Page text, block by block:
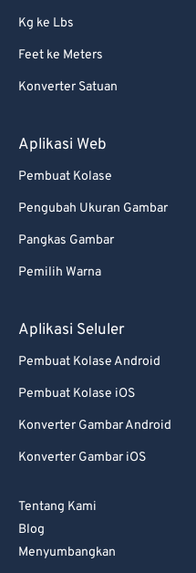
Kg ke Lbs
Feet ke Meters
Konverter Satuan
Aplikasi Web
Pembuat Kolase
Pengubah Ukuran Gambar
Pangkas Gambar
Pemilih Warna
Aplikasi Seluler
Pembuat Kolase Android
Pembuat Kolase iOS
Konverter Gambar Android
Konverter Gambar iOS
Tentang Kami
Blog
Menyumbangkan